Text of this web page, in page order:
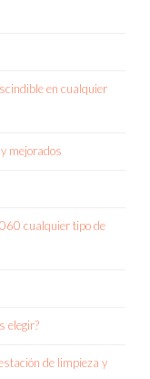
en cualquier
mejorados
cualquier tipo de
elegir?
de limpieza y